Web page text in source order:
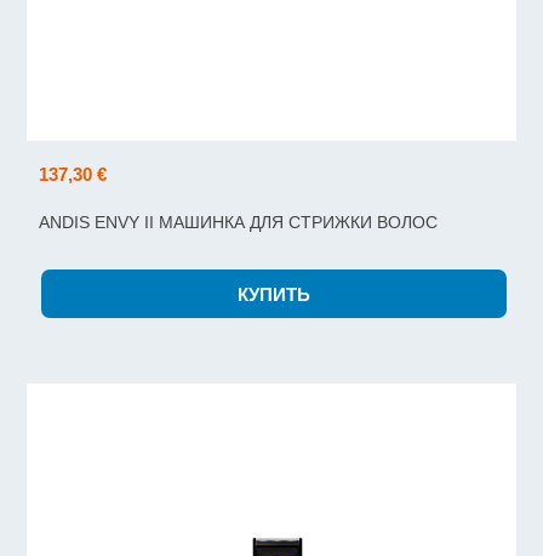
137,30 €
ANDIS ENVY II МАШИНКА ДЛЯ СТРИЖКИ ВОЛОС